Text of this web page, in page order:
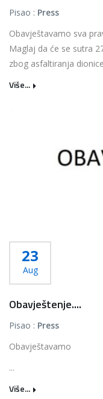
Pisao : Press
Obavještavamo sva
Maglaj da će se sutra
zbog asfaltiranja
Više...
23
Aug
Obavještenje....
Pisao : Press
Obavještavamo
...
Više...